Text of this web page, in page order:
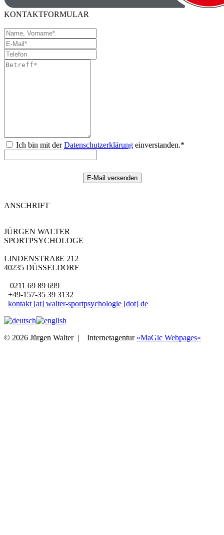
KONTAKTFORMULAR
Ich bin mit derDatenschutzerklärung einverstanden.*
ANSCHRIFT
JÜRGEN WALTER
SPORTPSYCHOLOGE
LINDENSTRAßE 212
40235 DÜSSELDORF
0211 69 89 699
+49-157-35 39 3132
kontakt [at] walter-sportpsychologie [dot] de
© 2026 Jürgen Walter | Internetagentur »MaGic Webpages«